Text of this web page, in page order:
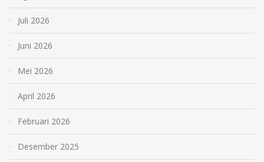
Juli 2026
Juni 2026
Mei 2026
April 2026
Februari 2026
Desember 2025